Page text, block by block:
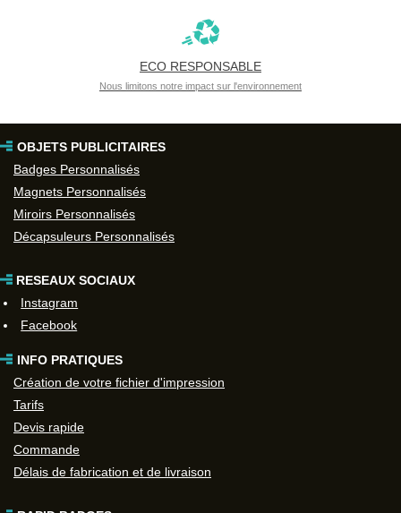
ECO RESPONSABLE
Nous limitons notre impact sur l'environnement
OBJETS PUBLICITAIRES
Badges Personnalisés
Magnets Personnalisés
Miroirs Personnalisés
Décapsuleurs Personnalisés
RESEAUX SOCIAUX
Instagram
Facebook
INFO PRATIQUES
Création de votre fichier d'impression
Tarifs
Devis rapide
Commande
Délais de fabrication et de livraison